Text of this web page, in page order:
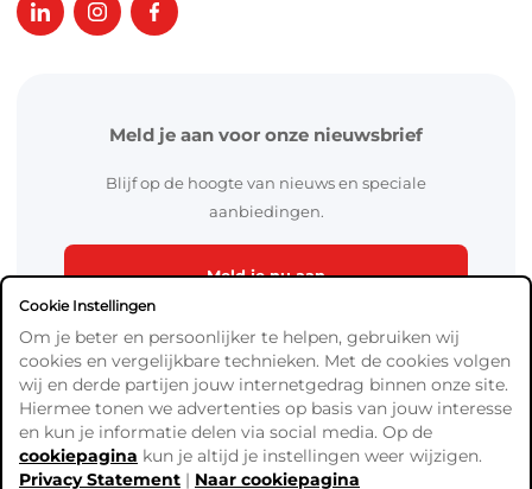
Meld je aan voor onze nieuwsbrief
Blijf op de hoogte van nieuws en speciale
aanbiedingen.
Meld je nu aan
Algemene Voorwaarden
Cookie Instellingen
Om je beter en persoonlijker te helpen, gebruiken wij
cookies en vergelijkbare technieken. Met de cookies volgen
wij en derde partijen jouw internetgedrag binnen onze site.
Hiermee tonen we advertenties op basis van jouw interesse
en kun je informatie delen via social media. Op de
cookiepagina kun je altijd je instellingen weer wijzigen.
Privacy Statement | Naar cookiepagina